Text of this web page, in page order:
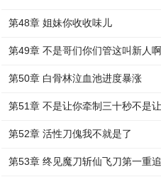
第48章 姐妹你收收味儿
第49章 不是哥们你们管这叫新人啊
第50章 白骨林泣血池进度暴涨
第51章 不是让你牵制三十秒不是
第52章 活性刀傀我不就是了
第53章 终见魔刀斩仙飞刀第一重